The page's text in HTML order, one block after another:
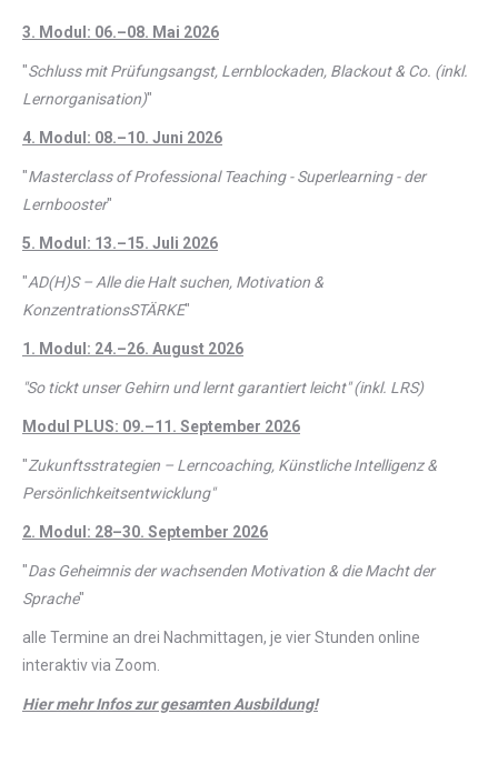
3. Modul: 06.–08. Mai 2026
"Schluss mit Prüfungsangst, Lernblockaden, Blackout & Co. (inkl.
Lernorganisation)"
4. Modul: 08.–10. Juni 2026
"Masterclass of Professional Teaching - Superlearning - der
Lernbooster"
5. Modul: 13.–15. Juli 2026
"AD(H)S – Alle die Halt suchen, Motivation &
KonzentrationsSTÄRKE"
1. Modul: 24.–26. August 2026
"So tickt unser Gehirn und lernt garantiert leicht" (inkl. LRS)
Modul PLUS: 09.–11. September 2026
"Zukunftsstrategien – Lerncoaching, Künstliche Intelligenz &
Persönlichkeitsentwicklung"
2. Modul: 28–30. September 2026
"Das Geheimnis der wachsenden Motivation & die Macht der
Sprache"
alle Termine an drei Nachmittagen, je vier Stunden online
interaktiv via Zoom.
Hier mehr Infos zur gesamten Ausbildung!